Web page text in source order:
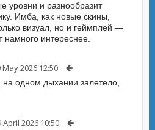
уровни и разнообразит
Имба, как новые скины,
визуал, но и геймплей —
намного интереснее.
May 2026 12:50
одном дыхании залетело,
April 2026 10:50